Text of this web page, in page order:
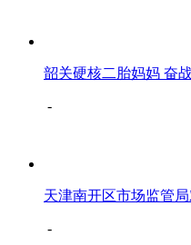
韶关硬核二胎妈妈 奋
-
天津南开区市场监管
-